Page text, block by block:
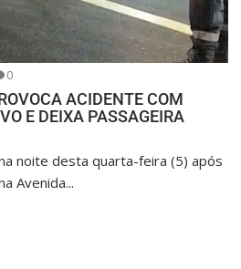
0
ACIDENTE COM
E DEIXA PASSAGEIRA
noite desta quarta-feira (5) após
Avenida...